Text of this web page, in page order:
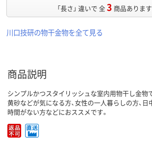
「長さ」 違いで 全3 商品あります
川口技研の物干金物を全て見る
商品説明
シンプルかつスタイリッシュな室内用物干し金物
黄砂などが気になる方、女性の一人暮らしの方、
時間がない方などにおススメです。